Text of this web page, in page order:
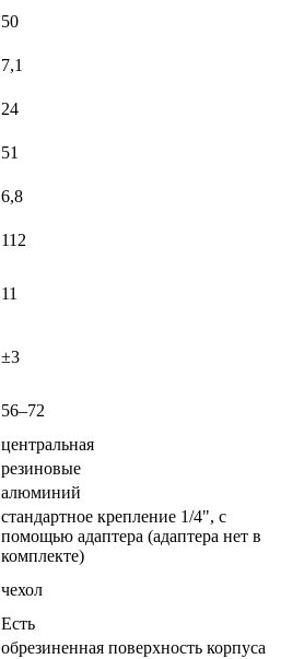
50
7,1
24
51
6,8
112
11
±3
56–72
центральная
резиновые
алюминий
стандартное крепление 1/4", с
помощью адаптера (адаптера нет в
комплекте)
чехол
Есть
обрезиненная поверхность корпуса